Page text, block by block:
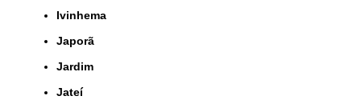
Ivinhema
Japorã
Jardim
Jateí